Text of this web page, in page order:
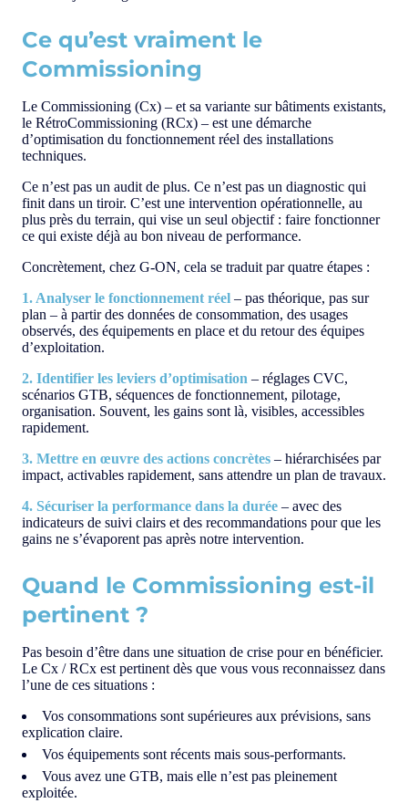
Ce qu’est vraiment le
Commissioning
Le Commissioning (Cx) – et sa variante sur bâtiments existants,
le RétroCommissioning (RCx) – est une démarche
d’optimisation du fonctionnement réel des installations
techniques.
Ce n’est pas un audit de plus. Ce n’est pas un diagnostic qui
finit dans un tiroir. C’est une intervention opérationnelle, au
plus près du terrain, qui vise un seul objectif : faire fonctionner
ce qui existe déjà au bon niveau de performance.
Concrètement, chez G-ON, cela se traduit par quatre étapes :
1. Analyser le fonctionnement réel – pas théorique, pas sur
plan – à partir des données de consommation, des usages
observés, des équipements en place et du retour des équipes
d’exploitation.
2. Identifier les leviers d’optimisation – réglages CVC,
scénarios GTB, séquences de fonctionnement, pilotage,
organisation. Souvent, les gains sont là, visibles, accessibles
rapidement.
3. Mettre en œuvre des actions concrètes – hiérarchisées par
impact, activables rapidement, sans attendre un plan de travaux.
4. Sécuriser la performance dans la durée – avec des
indicateurs de suivi clairs et des recommandations pour que les
gains ne s’évaporent pas après notre intervention.
Quand le Commissioning est-il
pertinent ?
Pas besoin d’être dans une situation de crise pour en bénéficier.
Le Cx / RCx est pertinent dès que vous vous reconnaissez dans
l’une de ces situations :
Vos consommations sont supérieures aux prévisions, sans
explication claire.
Vos équipements sont récents mais sous-performants.
Vous avez une GTB, mais elle n’est pas pleinement
exploitée.